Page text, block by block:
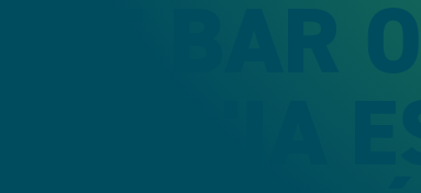
LE BAR